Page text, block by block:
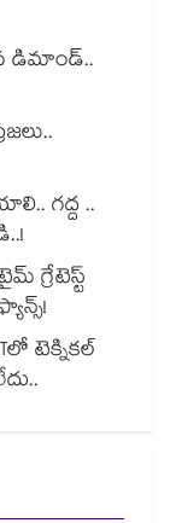
డిమాండ్..
గద్ద ..
గ్రేటెస్ట్
టెక్నికల్